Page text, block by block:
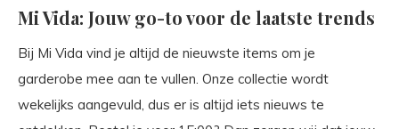
Mi Vida: Jouw go-to voor de laatste trends
Bij Mi Vida vind je altijd de nieuwste items om je
garderobe mee aan te vullen. Onze collectie wordt
wekelijks aangevuld, dus er is altijd iets nieuws te